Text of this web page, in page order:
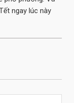
ngay lúc này